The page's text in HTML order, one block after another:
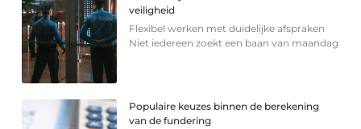
veiligheid
Flexibel werken met duidelijke afspraken
Niet iedereen zoekt een baan van maandag
Populaire keuzes binnen de berekening
van de fundering